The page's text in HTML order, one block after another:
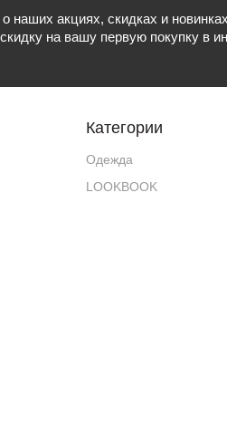
наших акциях, скидках и
на вашу первую покупку в
Категории
Одежда
LOOKBOOK